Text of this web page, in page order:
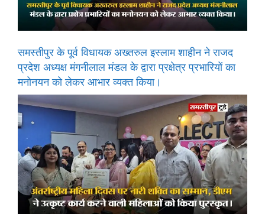
समस्तीपुर के पूर्व विधायक अख्तरुल इस्लाम शाहीन ने राजद
प्रदेश अध्यक्ष मंगनीलाल मंडल के द्वारा प्रक्षेत्र प्रभारियों का
मनोनयन को लेकर आभार व्यक्त किया।